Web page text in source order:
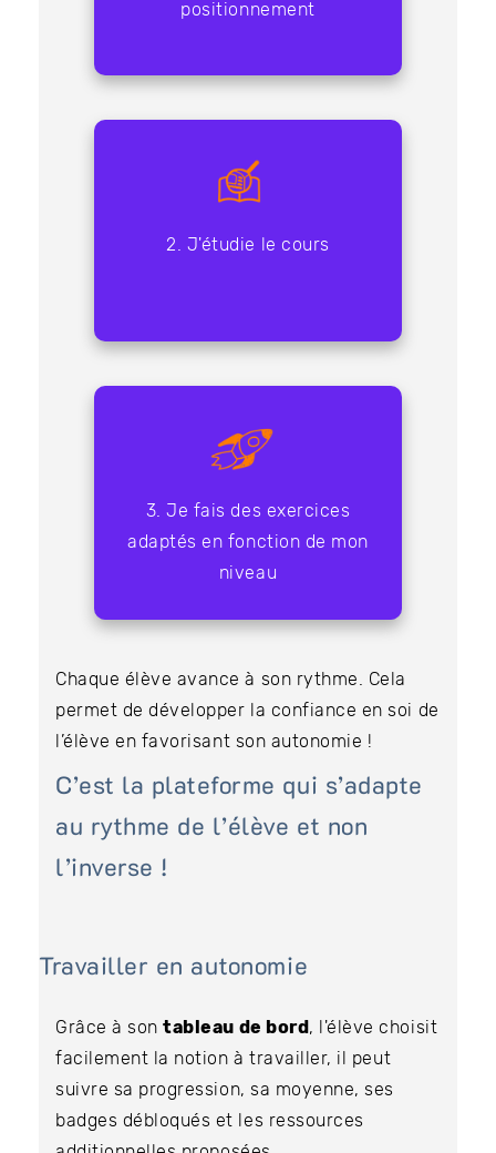
positionnement
2. J'étudie le cours
3. Je fais des exercices
adaptés en fonction de mon
niveau
Chaque élève avance à son rythme. Cela
permet de développer la confiance en soi de
l’élève en favorisant son autonomie !
C’est la plateforme qui s’adapte
au rythme de l’élève et non
l’inverse !
Travailler en autonomie
Grâce à sontableau de bord , l'élève choisit
facilement la notion à travailler, il peut
suivre sa progression, sa moyenne, ses
badges débloqués et les ressources